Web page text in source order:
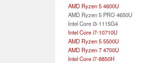
AMD Ryzen 5 4600U
AMD Ryzen 5 PRO 4650U
Intel Core i3-1115G4
Intel Core i7-10710U
AMD Ryzen 5 5500U
AMD Ryzen 7 4700U
Intel Core i7-8850H